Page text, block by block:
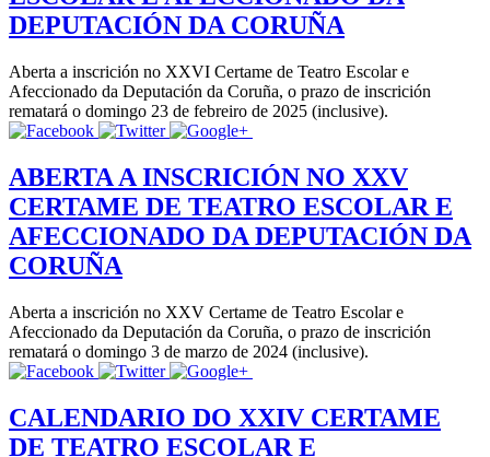
DEPUTACIÓN DA CORUÑA
Aberta a inscrición no XXVI Certame de Teatro Escolar e
Afeccionado da Deputación da Coruña, o prazo de inscrición
rematará o domingo 23 de febreiro de 2025 (inclusive).
ABERTA A INSCRICIÓN NO XXV
CERTAME DE TEATRO ESCOLAR E
AFECCIONADO DA DEPUTACIÓN DA
CORUÑA
Aberta a inscrición no XXV Certame de Teatro Escolar e
Afeccionado da Deputación da Coruña, o prazo de inscrición
rematará o domingo 3 de marzo de 2024 (inclusive).
CALENDARIO DO XXIV CERTAME
DE TEATRO ESCOLAR E